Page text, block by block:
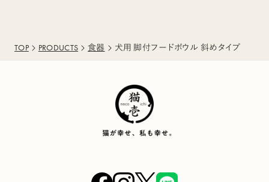
TOP PRODUCTS 食器 犬用 脚付フードボウル 斜めタイプ